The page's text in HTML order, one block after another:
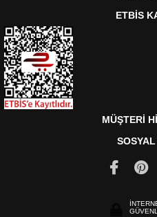
ETBİS
MÜŞTERİ